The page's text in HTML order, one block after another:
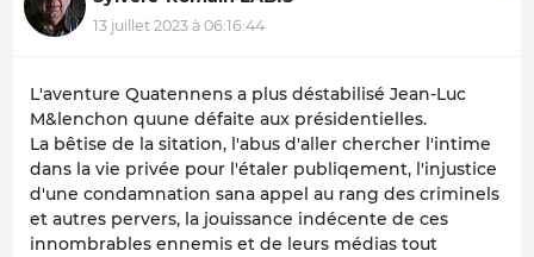
13 juillet 2023 à 06:16:44
L'aventure Quatennens a plus déstabilisé Jean-Luc
M&lenchon quune défaite aux présidentielles.
La bêtise de la sitation, l'abus d'aller chercher l'intime
dans la vie privée pour l'étaler publiqement, l'injustice
d'une condamnation sana appel au rang des criminels
et autres pervers, la jouissance indécente de ces
innombrables ennemis et de leurs médias tout